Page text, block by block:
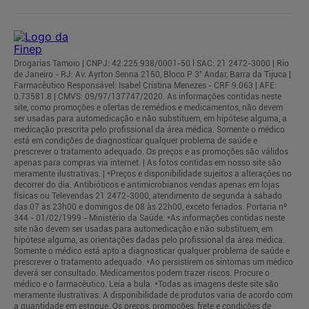
Drogarias Tamoio | CNPJ: 42.225.938/0001-50 l SAC: 21 2472-3000 | Rio
de Janeiro - RJ: Av. Ayrton Senna 2150, Bloco P 3° Andar, Barra da Tijuca |
Farmacêutico Responsável: Isabel Cristina Menezes - CRF 9.063 | AFE:
0.73581.8 | CMVS: 09/97/137747/2020. As informações contidas neste
site, como promoções e ofertas de remédios e medicamentos, não devem
ser usadas para automedicação e não substituem, em hipótese alguma, a
medicação prescrita pelo profissional da área médica. Somente o médico
está em condições de diagnosticar qualquer problema de saúde e
prescrever o tratamento adequado. Os preços e as promoções são válidos
apenas para compras via internet. | As fotos contidas em nosso site são
meramente ilustrativas. | *Preços e disponibilidade sujeitos a alterações no
decorrer do dia. Antibióticos e antimicrobianos vendas apenas em lojas
físicas ou Televendas 21 2472-3000, atendimento de segunda à sábado
das 07 às 23h00 e domingos de 08 às 22h00, exceto feriados. Portaria nº
344 - 01/02/1999 - Ministério da Saúde. *As informações contidas neste
site não devem ser usadas para automedicação e não substituem, em
hipótese alguma, as orientações dadas pelo profissional da área médica.
Somente o médico está apto a diagnosticar qualquer problema de saúde e
prescrever o tratamento adequado. *Ao persistirem os sintomas um médico
deverá ser consultado. Medicamentos podem trazer riscos. Procure o
médico e o farmacêutico. Leia a bula. *Todas as imagens deste site são
meramente ilustrativas. A disponibilidade de produtos varia de acordo com
a quantidade em estoque. Os preços, promoções, frete e condições de